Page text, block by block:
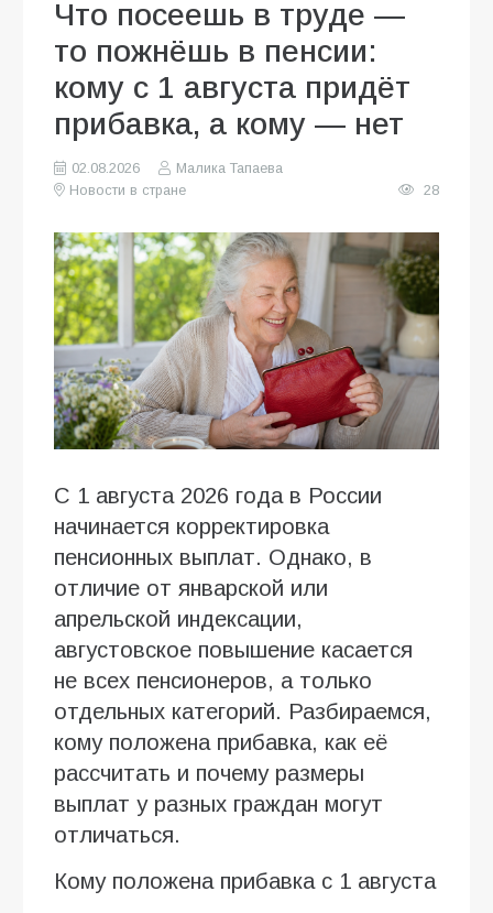
Что посеешь в труде —
то пожнёшь в пенсии:
кому с 1 августа придёт
прибавка, а кому — нет
02.08.2026
Малика Тапаева
Новости в стране
28
С 1 августа 2026 года в России
начинается корректировка
пенсионных выплат. Однако, в
отличие от январской или
апрельской индексации,
августовское повышение касается
не всех пенсионеров, а только
отдельных категорий. Разбираемся,
кому положена прибавка, как её
рассчитать и почему размеры
выплат у разных граждан могут
отличаться.
Кому положена прибавка с 1 августа